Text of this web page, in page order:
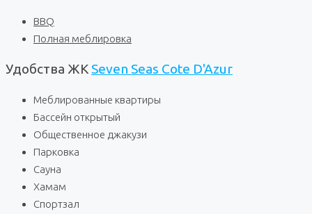
BBQ
Полная меблировка
Удобства ЖК Seven Seas Cote D'Azur
Меблированные квартиры
Бассейн открытый
Общественное джакузи
Парковка
Сауна
Хамам
Спортзал